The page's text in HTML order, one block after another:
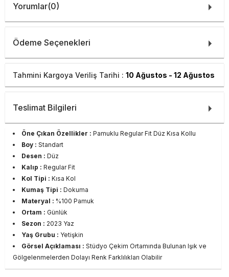
Yorumlar(0)
Ödeme Seçenekleri
Tahmini Kargoya Veriliş Tarihi : 10 Ağustos - 12 Ağustos
Teslimat Bilgileri
Öne Çıkan Özellikler : Pamuklu Regular Fit Düz Kısa Kollu
Boy : Standart
Desen : Düz
Kalıp : Regular Fit
Kol Tipi : Kısa Kol
Kumaş Tipi : Dokuma
Materyal : %100 Pamuk
Ortam : Günlük
Sezon : 2023 Yaz
Yaş Grubu : Yetişkin
Görsel Açıklaması : Stüdyo Çekim Ortamında Bulunan Işık ve
Gölgelenmelerden Dolayı Renk Farklılıkları Olabilir